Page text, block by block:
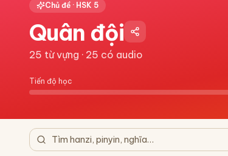
Chủ đề · HSK 5
Quân đội
25 từ vựng · 25 có audio
Tiến độ học